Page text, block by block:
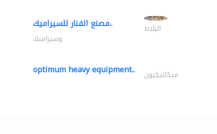
مصنع الفنار للسيراميك.. البلاط
وسيراميك
optimum heavy equipment.. ميكانيكيون